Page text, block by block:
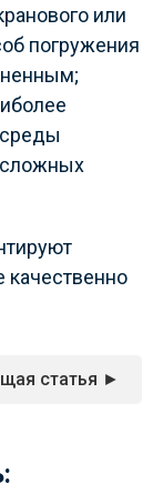
или
погружения
сложных
качественно
статья ►